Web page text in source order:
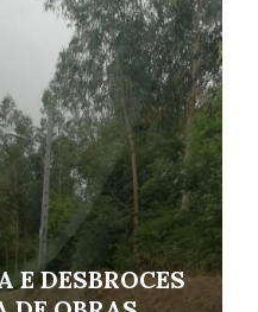
E DESBROCES